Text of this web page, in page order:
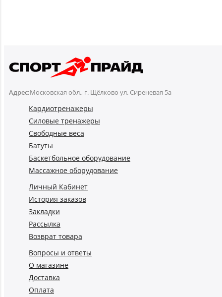
Адрес:Московская обл., г. Щёлково ул. Сиреневая 5а
Кардиотренажеры
Силовые тренажеры
Свободные веса
Батуты
Баскетбольное оборудование
Массажное оборудование
Личный Кабинет
История заказов
Закладки
Рассылка
Возврат товара
Вопросы и ответы
О магазине
Доставка
Оплата